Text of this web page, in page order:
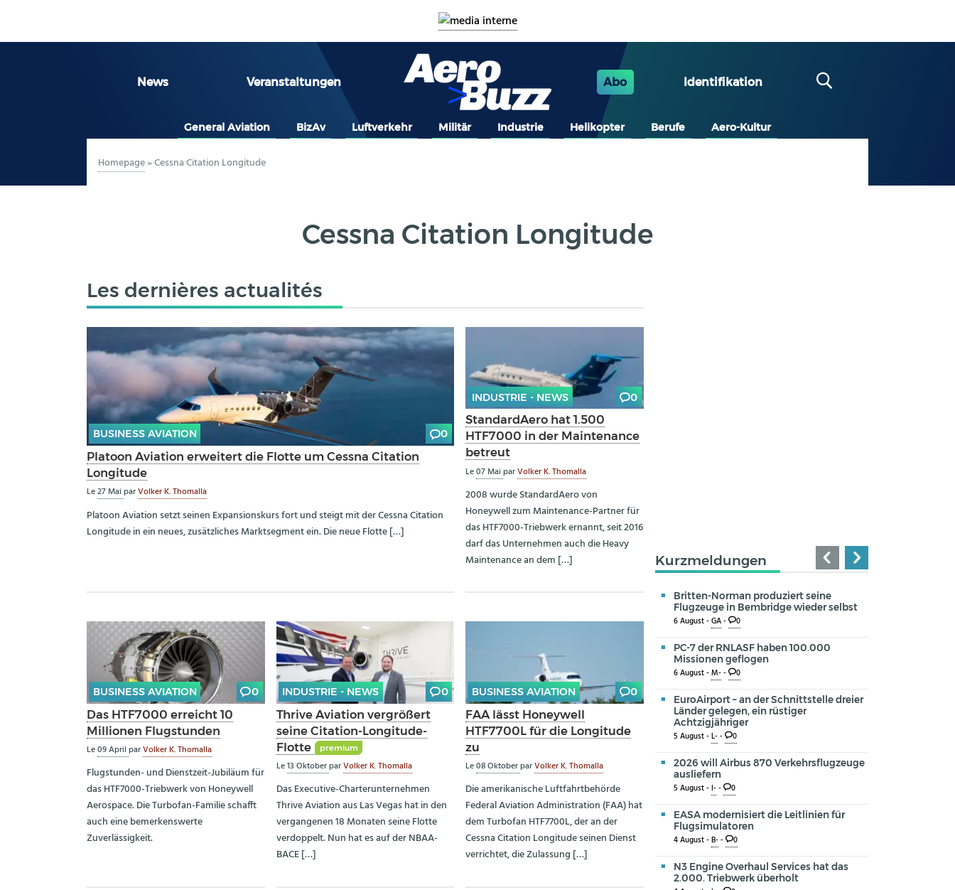
News Veranstaltungen Abo Identifikation
General Aviation BizAv Luftverkehr Militär Industrie Helikopter Berufe Aero-Kultur
Homepage»Cessna Citation Longitude
Cessna Citation Longitude
Les dernières actualités
BUSINESS AVIATION 0
Platoon Aviation erweitert die Flotte um Cessna Citation
Longitude
Le27 Mai parVolker K. Thomalla
Platoon Aviation setzt seinen Expansionskurs fort und steigt mit der Cessna Citation
Longitude in ein neues, zusätzliches Marktsegment ein. Die neue Flotte […]
INDUSTRIE - NEWS 0
StandardAero hat 1.500
HTF7000 in der Maintenance
betreut
Le07 MaiparVolker K. Thomalla
2008 wurde StandardAero von
Honeywell zum Maintenance-Partner für
das HTF7000-Triebwerk ernannt, seit 2016
darf das Unternehmen auch die Heavy
Maintenance an dem […]
BUSINESS AVIATION 0
Das HTF7000 erreicht 10
Millionen Flugstunden
Le09 April parVolker K. Thomalla
Flugstunden- und Dienstzeit-Jubiläum für
das HTF7000-Triebwerk von Honeywell
Aerospace. Die Turbofan-Familie schafft
auch eine bemerkenswerte
Zuverlässigkeit.
INDUSTRIE - NEWS 0
Thrive Aviation vergrößert
seine Citation-Longitude-
Flotte
premium
Le13 OktoberparVolker K. Thomalla
Das Executive-Charterunternehmen
Thrive Aviation aus Las Vegas hat in den
vergangenen 18 Monaten seine Flotte
verdoppelt. Nun hat es auf der NBAA-
BACE […]
BUSINESS AVIATION 0
FAA lässt Honeywell
HTF7700L für die Longitude
zu
Le08 OktoberparVolker K. Thomalla
Die amerikanische Luftfahrtbehörde
Federal Aviation Administration (FAA) hat
dem Turbofan HTF7700L, der an der
Cessna Citation Longitude seinen Dienst
verrichtet, die Zulassung […]
Kurzmeldungen
Britten-Norman produziert seine
Flugzeuge in Bembridge wieder selbst
6 August -GA- 0
PC-7 der RNLASF haben 100.000
Missionen geflogen
6 August -M-- 0
EuroAirport – an der Schnittstelle dreier
Länder gelegen, ein rüstiger
Achtzigjähriger
5 August -L-- 0
2026 will Airbus 870 Verkehrsflugzeuge
ausliefern
5 August -I-- 0
EASA modernisiert die Leitlinien für
Flugsimulatoren
4 August -B-- 0
N3 Engine Overhaul Services hat das
2.000. Triebwerk überholt